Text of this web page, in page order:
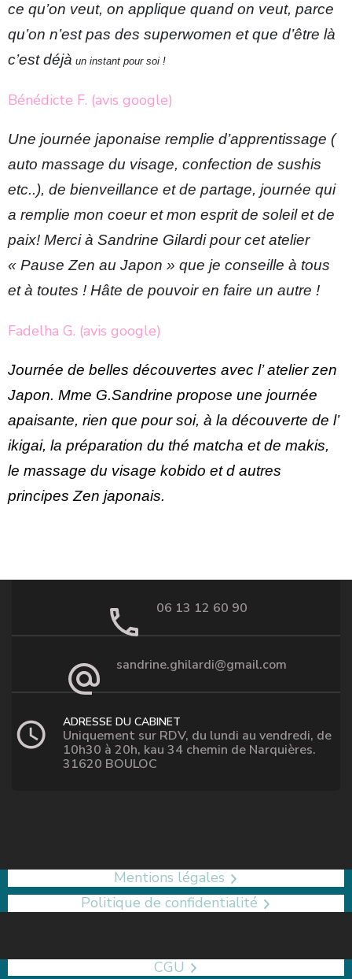
ce qu’on veut, on applique quand on veut, parce
qu’on n’est pas des superwomen et que d’être là
c’est déjà un instant pour soi !
Bénédicte F. (avis google)
Une journée japonaise remplie d’apprentissage (
auto massage du visage, confection de sushis
etc..), de bienveillance et de partage, journée qui
a remplie mon coeur et mon esprit de soleil et de
paix! Merci à Sandrine Gilardi pour cet atelier
« Pause Zen au Japon » que je conseille à tous
et à toutes ! Hâte de pouvoir en faire un autre !
Fadelha G. (avis google)
Journée de belles découvertes avec l’ atelier zen
Japon. Mme G.Sandrine propose une journée
apaisante, rien que pour soi, à la découverte de l’
ikigai, la préparation du thé matcha et de makis,
le massage du visage kobido et d autres
principes Zen japonais.
06 13 12 60 90
sandrine.ghilardi@gmail.com
ADRESSE DU CABINET
Uniquement sur RDV, du lundi au vendredi, de
10h30 à 20h, kau 34 chemin de Narquières.
31620 BOULOC
Mentions légales
Politique de confidentialité
CGU